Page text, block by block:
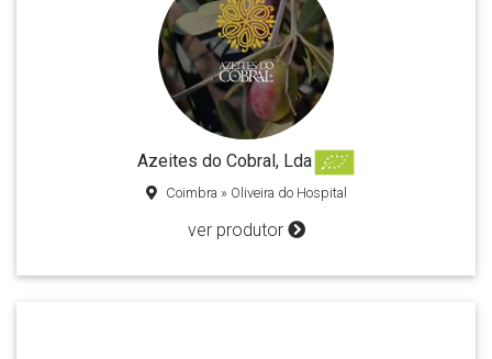
Azeites do Cobral, Lda
Coimbra » Oliveira do Hospital
ver produtor